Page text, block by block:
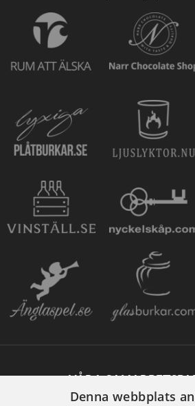
VÅRA
Denna webbplats